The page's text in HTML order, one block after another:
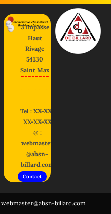
3 impasse
Haut
Rivage
54130
Saint Max
--------
--------
-------
Tel : XX-XX-
XX-XX-XX
@ :
webmaster
@absn-
billard.com
Contact
webmaster@absn-billard.com